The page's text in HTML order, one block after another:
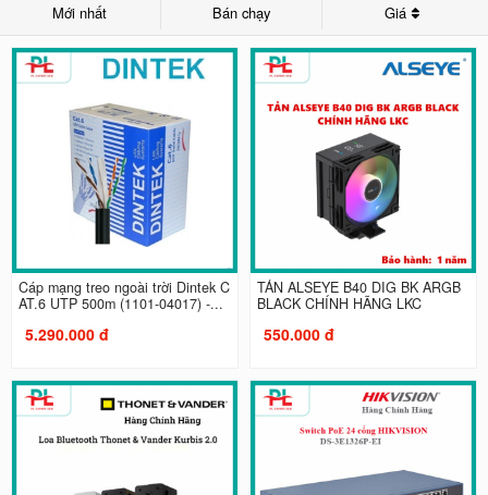
Mới nhất Bán chạy Giá
Cáp mạng treo ngoài trời Dintek C
AT.6 UTP 500m (1101-04017) -...
5.290.000 đ
TẢN ALSEYE B40 DIG BK ARGB
BLACK CHÍNH HÃNG LKC
550.000 đ